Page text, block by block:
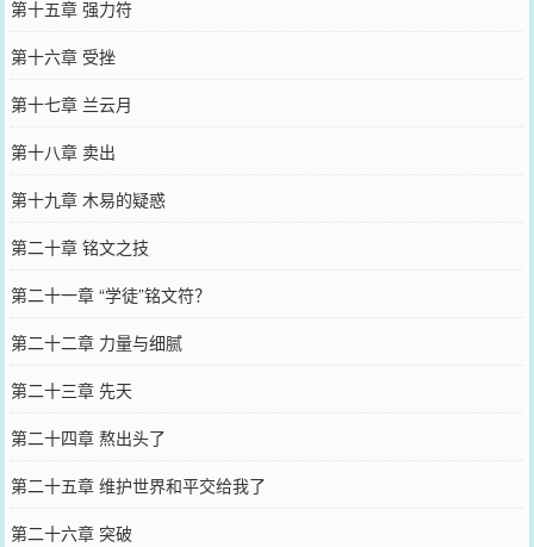
第十五章 强力符
第十六章 受挫
第十七章 兰云月
第十八章 卖出
第十九章 木易的疑惑
第二十章 铭文之技
第二十一章 “学徒”铭文符？
第二十二章 力量与细腻
第二十三章 先天
第二十四章 熬出头了
第二十五章 维护世界和平交给我了
第二十六章 突破